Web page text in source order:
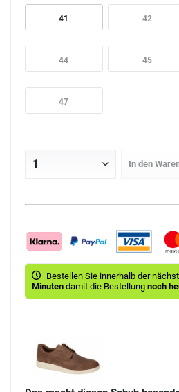
41 42
44 45
47
In den
Bestellen Sie innerhalb der
Minuten damit die Bestellung noch